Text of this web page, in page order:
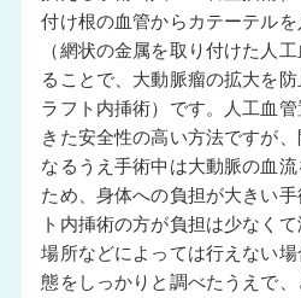
付け根の血管からカテーテル
（網状の金属を取り付けた人
ることで、大動脈瘤の拡大を
ラフト内挿術）です。人工血
きた安全性の高い方法ですが
なるうえ手術中は大動脈の血
ため、身体への負担が大きい
ト内挿術の方が負担は少なく
場所などによっては行えない
態をしっかりと調べたうえで